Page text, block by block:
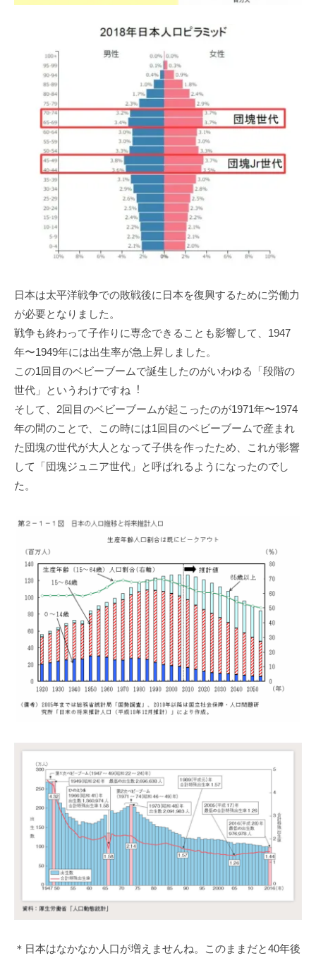
⽇本は太平洋戦争での敗戦後に⽇本を復興するために労働⼒
が必要となりました。
戦争も終わって⼦作りに専念できることも影響して、1947
年〜1949年には出⽣率が急上昇しました。
この1回⽬のベビーブームで誕⽣したのがいわゆる「段階の
世代」というわけですね︕
そして、2回⽬のベビーブームが起こったのが1971年〜1974
年の間のことで、この時には1回⽬のベビーブームで産まれ
た団塊の世代が⼤⼈となって⼦供を作ったため、これが影響
して「団塊ジュニア世代」と呼ばれるようになったのでし
た。
＊日本はなかなか人口が増えませんね。このままだと40年後